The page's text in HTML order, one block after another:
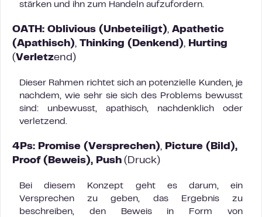
stärken und ihn zum Handeln aufzufordern.
OATH: Oblivious (Unbeteiligt), Apathetic
(Apathisch), Thinking ( Denkend ), Hurting
( Verletzend)
Dieser Rahmen richtet sich an potenzielle Kunden, je
nachdem, wie sehr sie sich des Problems bewusst
sind: unbewusst, apathisch, nachdenklich oder
verletzend.
4Ps: Promise ( Versprechen), Picture (Bild),
Proof (Beweis), Push (Druck)
Bei diesem Konzept geht es darum, ein
Versprechen zu geben, das Ergebnis zu
beschreiben, den Beweis in Form von